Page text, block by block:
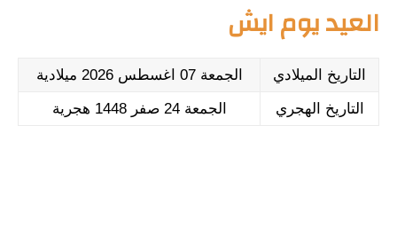
العيد يوم ايش
التاريخ الميلادي
الجمعة 07 اغسطس 2026 ميلادية
التاريخ الهجري
الجمعة 24 صفر 1448 هجرية